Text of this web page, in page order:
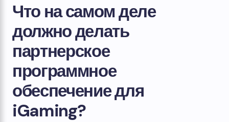
Что на самом деле
должно делать
партнерское
программное
обеспечение для
iGaming?